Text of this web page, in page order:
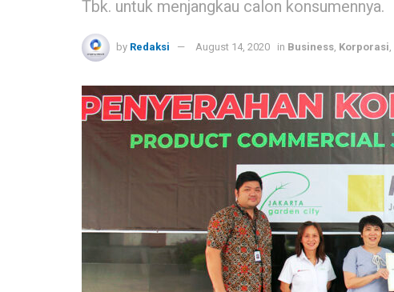
Tbk. untuk menjangkau calon konsumennya.
by Redaksi August 14, 2020 in Business Korporasi